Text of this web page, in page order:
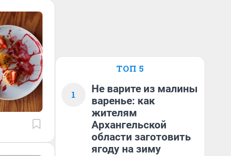
ТОП 5
1
Не варите из малины
варенье: как
жителям
Архангельской
области заготовить
ягоду на зиму